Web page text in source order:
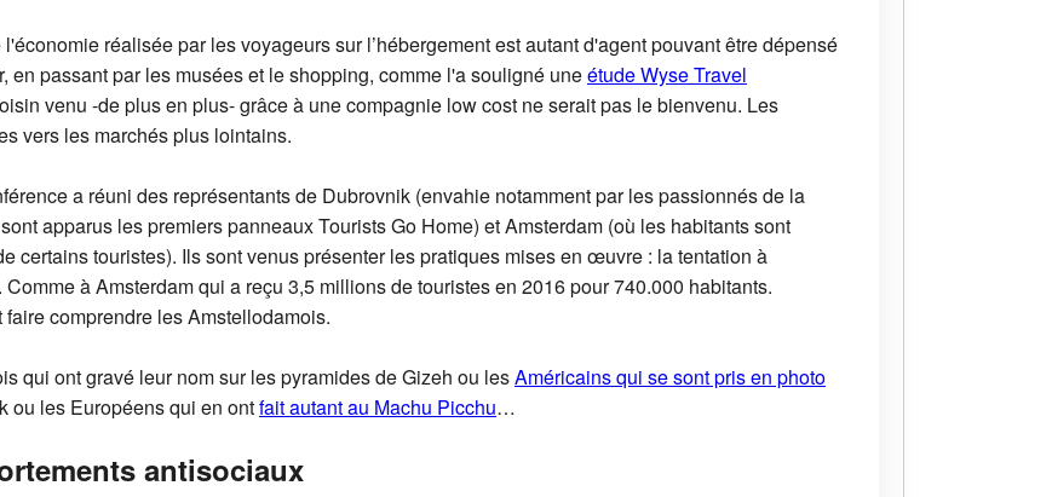
réalisée par les voyageurs sur l’hébergement est autant d'agent pouvant être dépensé
en passant par les musées et le shopping, comme l'a souligné uneétude Wyse Travel
venu -de plus en plus- grâce à une compagnie low cost ne serait pas le bienvenu. Les
vers les marchés plus lointains.
a réuni des représentants de Dubrovnik (envahie notamment par les passionnés de la
apparus les premiers panneaux Tourists Go Home) et Amsterdam (où les habitants sont
certains touristes). Ils sont venus présenter les pratiques mises en œuvre : la tentation à
à Amsterdam qui a reçu 3,5 millions de touristes en 2016 pour 740.000 habitants.
comprendre les Amstellodamois.
qui ont gravé leur nom sur les pyramides de Gizeh ou lesAméricains qui se sont pris en photo
ou les Européens qui en ontfait autant au Machu Picchu…
antisociaux